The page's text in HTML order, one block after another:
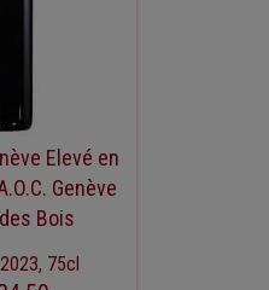
Elevé en
Genève
Bois
75cl